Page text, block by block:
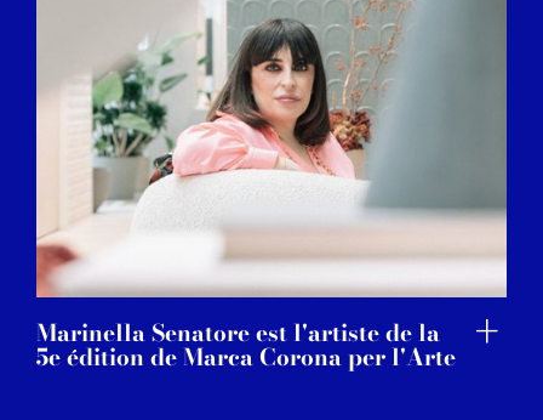
Marinella Senatore est l'artiste de la
5e édition de Marca Corona per l'Arte